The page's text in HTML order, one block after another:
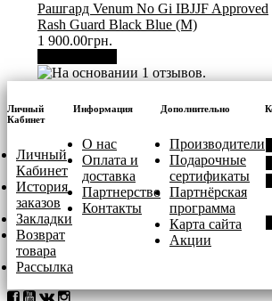
Рашгард Venum No Gi IBJJF Approved
Rash Guard Black Blue (М)
1 900.00грн.
Личный
Кабинет
Личный
Кабинет
История
заказов
Закладки
Возврат
товара
Рассылка
Информация
О нас
Оплата и
доставка
Партнерство
Контакты
Дополнительно
Производители
Подарочные
сертификаты
Партнёрская
программа
Карта сайта
Акции